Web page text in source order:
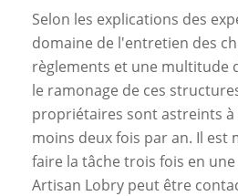
Selon les explications des
domaine de l'entretien des
règlements et une multitude
le ramonage de ces
propriétaires sont astreints à
moins deux fois par an. Il est
faire la tâche trois fois en une
Artisan Lobry peut être